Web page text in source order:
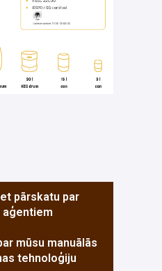
pārskatu par
aģentiem
mūsu manuālās
tehnoloģiju